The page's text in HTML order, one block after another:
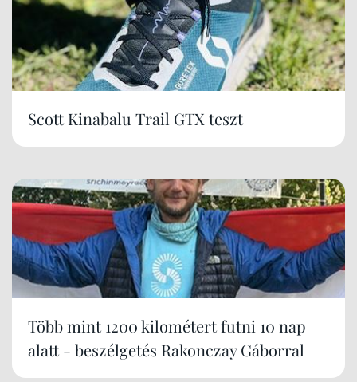
Scott Kinabalu Trail GTX teszt
Több mint 1200 kilométert futni 10 nap
alatt - beszélgetés Rakonczay Gáborral